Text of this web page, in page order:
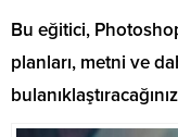
Bu eğitici,
planları, metni ve